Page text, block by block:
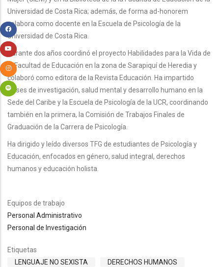
Universidad de Costa Rica; además, de forma ad-honorem
colabora como docente en la Escuela de Psicología de la
Universidad de Costa Rica.
Durante dos años coordinó el proyecto Habilidades para la Vida de
la Facultad de Educación en la zona de Sarapiquí de Heredia y
colaboró como editora de la Revista Educación. Ha impartido
clases de investigación, salud mental y desarrollo humano en la
Sede del Caribe y la Escuela de Psicología de la UCR, coordinando
también en la primera, la Comisión de Trabajos Finales de
Graduación de la Carrera de Psicología.
Ha dirigido y leído diversos TFG de estudiantes de Psicología y
Educación, enfocados en género, salud integral, derechos
humanos y educación holista.
Equipos de trabajo
Personal Administrativo
Personal de Investigación
Etiquetas
LENGUAJE NO SEXISTA
DERECHOS HUMANOS